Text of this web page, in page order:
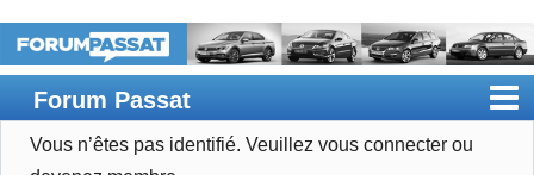
Forum Passat
Accueil
Vous n’êtes pas identifié. Veuillez vous connecter ou